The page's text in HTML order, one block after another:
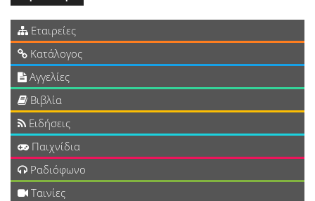
Εταιρείες
Κατάλογος
Αγγελίες
Βιβλία
Ειδήσεις
Παιχνίδια
Ραδιόφωνο
Ταινίες